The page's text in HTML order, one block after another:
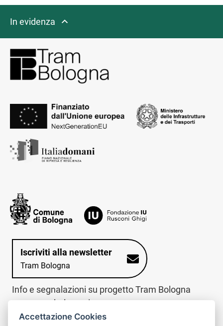
In evidenza
Iscriviti alla newsletter
Tram Bologna
Info e segnalazioni su progetto Tram Bologna
www.trambologna.it
trova infopoint sulla mappa interattiva
telefona al call center
Accettazione Cookies